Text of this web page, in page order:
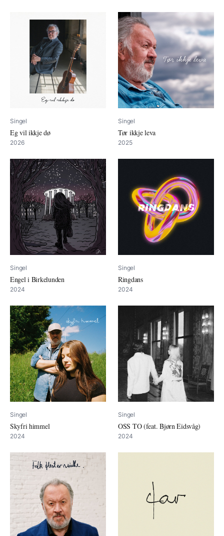
Singel
Eg vil ikkje dø
2026
Singel
Tør ikkje leva
2025
Singel
Engel i Birkelunden
2024
Singel
Ringdans
2024
Singel
Skyfri himmel
2024
Singel
OSS TO (feat. Bjørn Eidsvåg)
2024